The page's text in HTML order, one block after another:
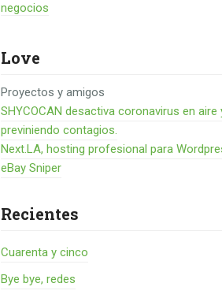
negocios
Love
Proyectos y amigos
SHYCOCAN desactiva coronavirus en aire
previniendo contagios.
Next.LA, hosting profesional para
eBay Sniper
Recientes
Cuarenta y cinco
Bye bye, redes